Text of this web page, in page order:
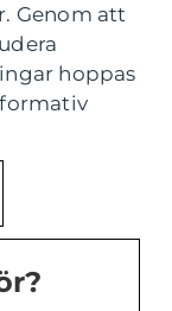
Genom att
hoppas